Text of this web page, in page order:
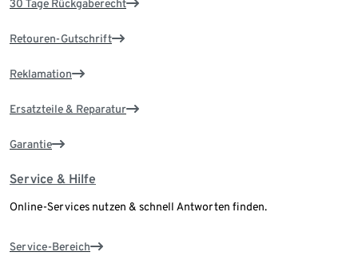
30 Tage Rückgaberecht
Retouren-Gutschrift
Reklamation
Ersatzteile & Reparatur
Garantie
Service & Hilfe
Online-Services nutzen & schnell Antworten finden.
Service-Bereich